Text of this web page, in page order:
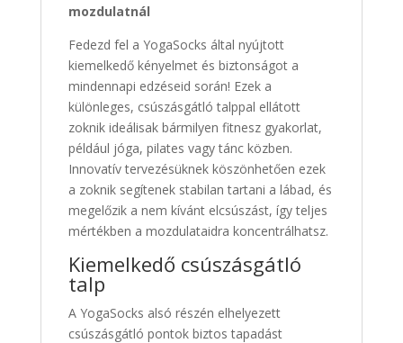
mozdulatnál
Fedezd fel a YogaSocks által nyújtott
kiemelkedő kényelmet és biztonságot a
mindennapi edzéseid során! Ezek a
különleges, csúszásgátló talppal ellátott
zoknik ideálisak bármilyen fitnesz gyakorlat,
például jóga, pilates vagy tánc közben.
Innovatív tervezésüknek köszönhetően ezek
a zoknik segítenek stabilan tartani a lábad, és
megelőzik a nem kívánt elcsúszást, így teljes
mértékben a mozdulataidra koncentrálhatsz.
Kiemelkedő csúszásgátló
talp
A YogaSocks alsó részén elhelyezett
csúszásgátló pontok biztos tapadást